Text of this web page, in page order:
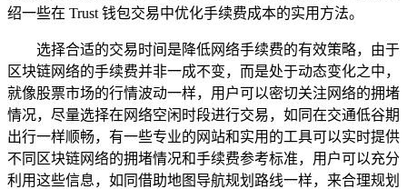
绍一些在 Trust 钱包交易中优化手续费成本的实用方法。
选择合适的交易时间是降低网络手续费的有效策略，由于
区块链网络的手续费并非一成不变，而是处于动态变化之中，
就像股票市场的行情波动一样，用户可以密切关注网络的拥堵
情况，尽量选择在网络空闲时段进行交易，如同在交通低谷期
出行一样顺畅，有一些专业的网站和实用的工具可以实时提供
不同区块链网络的拥堵情况和手续费参考标准，用户可以充分
利用这些信息，如同借助地图导航规划路线一样，来合理规划